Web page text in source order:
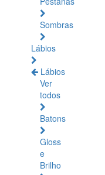
Sombras
Lábios
Lábios
Ver
todos
Batons
Gloss
e
Brilho